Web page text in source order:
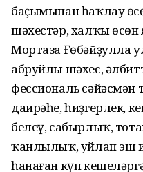
ба­ҫымынан һаҡлау
шәхестәр, халҡы өсөн
Мортаза Ғөбәйҙулла
абруйлы шәхес,
фессиональ сәйәсмән
даирәһе, һиҙгерлек,
белеү, сабырлыҡ,
ҡанлылыҡ, уйлап эш
һанаған күп